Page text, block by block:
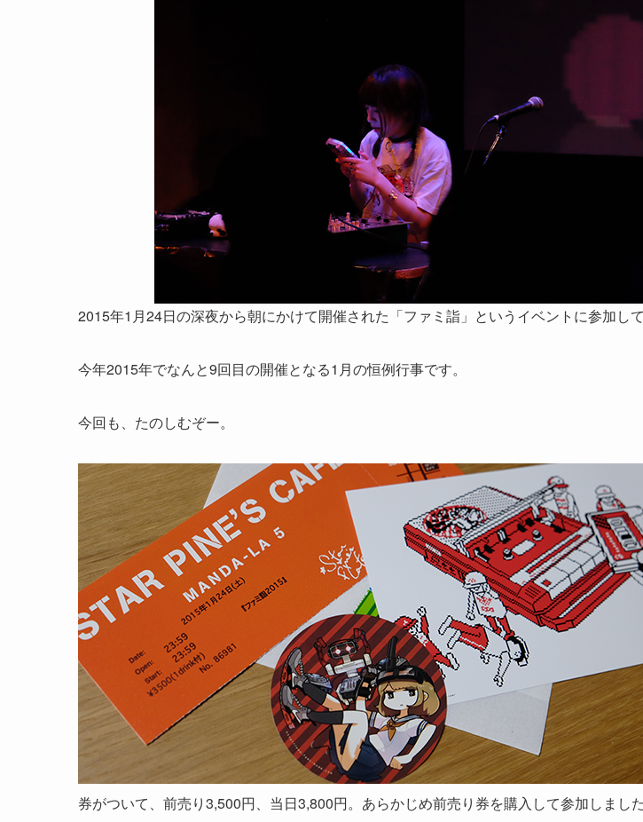
2015年1月24日の深夜から朝にかけて開催された「ファミ詣」というイベントに参加して
今年2015年でなんと9回目の開催となる1月の恒例行事です。
今回も、たのしむぞー。
券がついて、前売り3,500円、当日3,800円。あらかじめ前売り券を購入して参加しました